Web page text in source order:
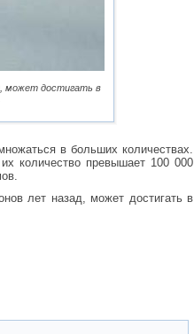
может достигать в
в больших количествах.
количество превышает 100 000
лет назад, может достигать в